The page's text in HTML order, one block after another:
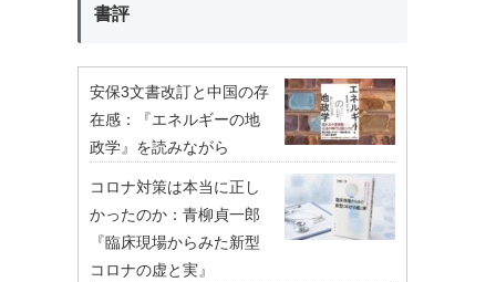
書評
安保3文書改訂と中国の存
在感：『エネルギーの地
政学』を読みながら
コロナ対策は本当に正し
かったのか：青柳貞一郎
『臨床現場からみた新型
コロナの虚と実』